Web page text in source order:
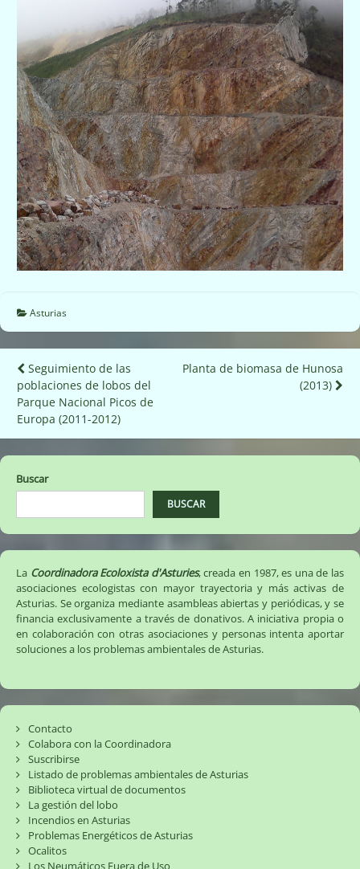
Asturias
Navegación
de
entradas
Seguimiento de las
poblaciones de lobos del
Parque Nacional Picos de
Europa (2011-2012)
Planta de biomasa de Hunosa
(2013)
Buscar
BUSCAR
La Coordinadora Ecoloxista d'Asturies, creada en 1987, es una de las
asociaciones ecologistas con mayor trayectoria y más activas de
Asturias. Se organiza mediante asambleas abiertas y periódicas, y se
financia exclusivamente a través de donativos. A iniciativa propia o
en colaboración con otras asociaciones y personas intenta aportar
soluciones a los problemas ambientales de Asturias.
Contacto
Colabora con la Coordinadora
Suscribirse
Listado de problemas ambientales de Asturias
Biblioteca virtual de documentos
La gestión del lobo
Incendios en Asturias
Problemas Energéticos de Asturias
Ocalitos
Los Neumáticos Fuera de Uso